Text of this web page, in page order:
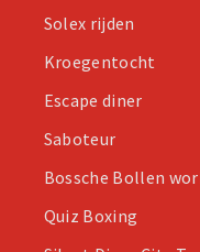
Solex rijden
Kroegentocht
Escape diner
Saboteur
Bossche Bollen
Quiz Boxing